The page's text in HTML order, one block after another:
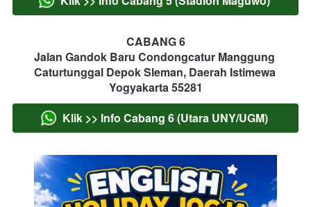
CABANG 6
Jalan Gandok Baru Condongcatur Manggung
Caturtunggal Depok Sleman, Daerah Istimewa
Yogyakarta 55281
` Klik >> Info Cabang 6 (Utara UNY/UGM)